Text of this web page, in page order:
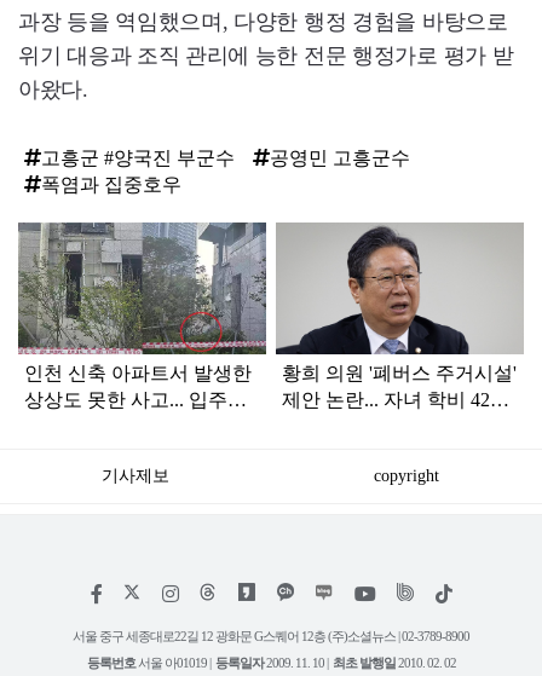
과장 등을 역임했으며, 다양한 행정 경험을 바탕으로
위기 대응과 조직 관리에 능한 전문 행정가로 평가 받
아왔다.
고흥군 #양국진 부군수
공영민 고흥군수
폭염과 집중호우
탑
라
인
인천 신축 아파트서 발생한
상상도 못한 사고... 입주민
황희 의원 '폐버스 주거시설'
제안 논란... 자녀 학비 4200
기사제보 copyright
페
스
인
타
램
위
트
유
틱
서울 중구 세종대로22길 12 광화문 G스퀘어 12층 (주)소셜뉴스 | 02-3789-8900
등록번호 서울 아01019 | 등록일자2009. 11. 10 | 최초 발행일2010. 02. 02